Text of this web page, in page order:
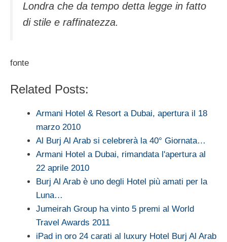
Londra che da tempo detta legge in fatto
di stile e raffinatezza.
fonte
Related Posts:
Armani Hotel & Resort a Dubai, apertura il 18
marzo 2010
Al Burj Al Arab si celebrerà la 40° Giornata…
Armani Hotel a Dubai, rimandata l'apertura al
22 aprile 2010
Burj Al Arab è uno degli Hotel più amati per la
Luna…
Jumeirah Group ha vinto 5 premi al World
Travel Awards 2011
iPad in oro 24 carati al luxury Hotel Burj Al Arab